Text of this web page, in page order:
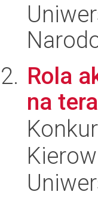
Rola
na